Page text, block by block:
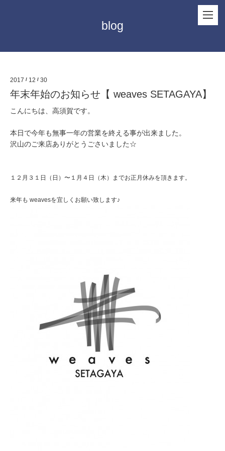
blog
2017 / 12 / 30
年末年始のお知らせ【 weaves SETAGAYA】
こんにちは、高須賀です。
本日で今年も無事一年の営業を終える事が出来ました。
沢山のご来店ありがとうごさいました☆
１２月３１日（日）〜１月４日（木）までお正月休みを頂きます。
来年も weavesを宜しくお願い致します♪